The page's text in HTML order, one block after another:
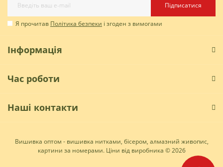
Підписатися
Я прочитав Політика безпеки і згоден з вимогами
Інформація
Час роботи
Наші контакти
Вишивка оптом - вишивка нитками, бісером, алмазний живопис,
картини за номерами. Ціни від виробника © 2026